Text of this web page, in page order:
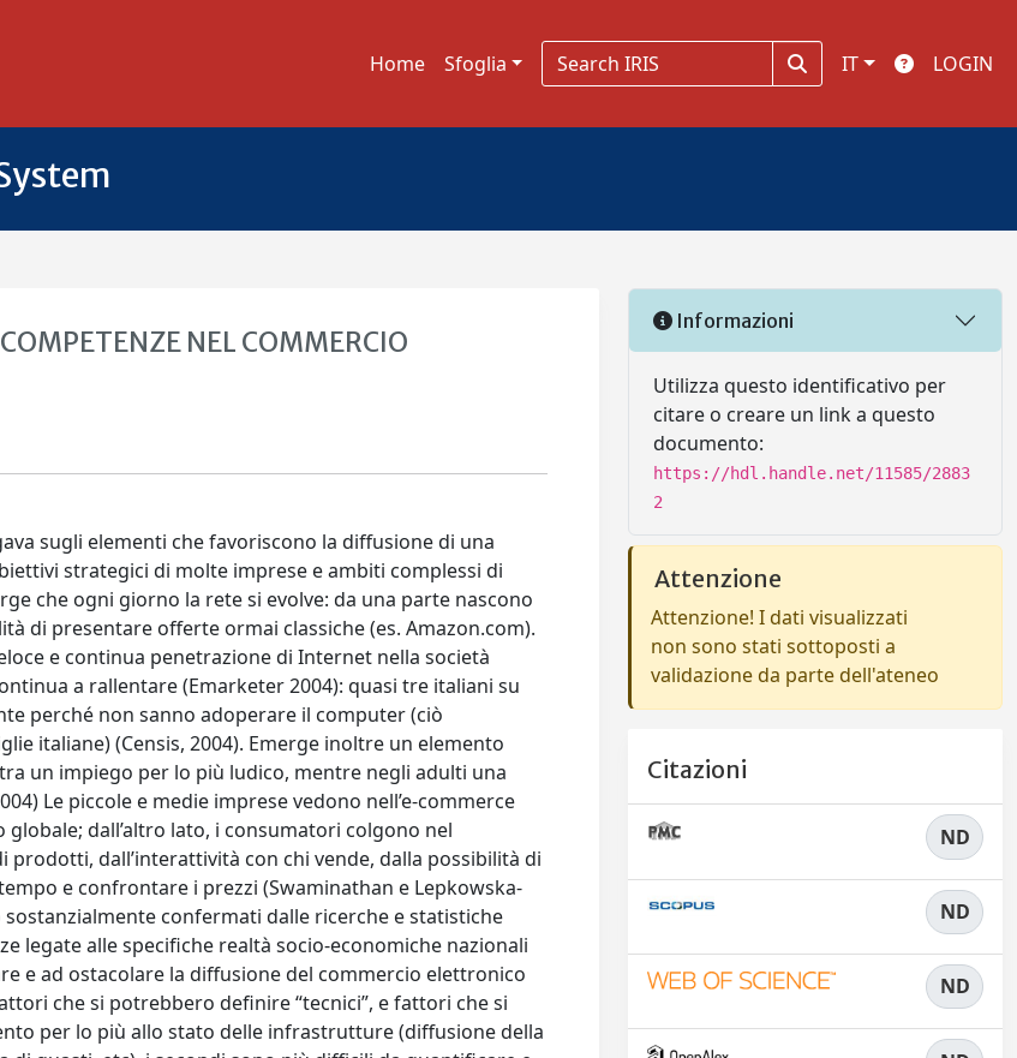
Home Sfoglia IT LOGIN
NEL COMMERCIO
sugli elementi che favoriscono la diffusione di una
strategici di molte imprese e ambiti complessi di
che ogni giorno la rete si evolve: da una parte nascono
di presentare offerte ormai classiche (es. Amazon.com).
e continua penetrazione di Internet nella società
a rallentare (Emarketer 2004): quasi tre italiani su
perché non sanno adoperare il computer (ciò
italiane) (Censis, 2004). Emerge inoltre un elemento
un impiego per lo più ludico, mentre negli adulti una
Le piccole e medie imprese vedono nell’e-commerce
dall’altro lato, i consumatori colgono nel
dall’interattività con chi vende, dalla possibilità di
e confrontare i prezzi (Swaminathan e Lepkowska-
sostanzialmente confermati dalle ricerche e statistiche
legate alle specifiche realtà socio-economiche nazionali
e ad ostacolare la diffusione del commercio elettronico
che si potrebbero definire “tecnici”, e fattori che si
per lo più allo stato delle infrastrutture (diffusione della
Informazioni
Utilizza questo identificativo per
citare o creare un link a questo
documento:
https://hdl.handle.net/11585/2883
2
Attenzione
Attenzione! I dati visualizzati
non sono stati sottoposti a
validazione da parte dell'ateneo
Citazioni
ND
ND
ND